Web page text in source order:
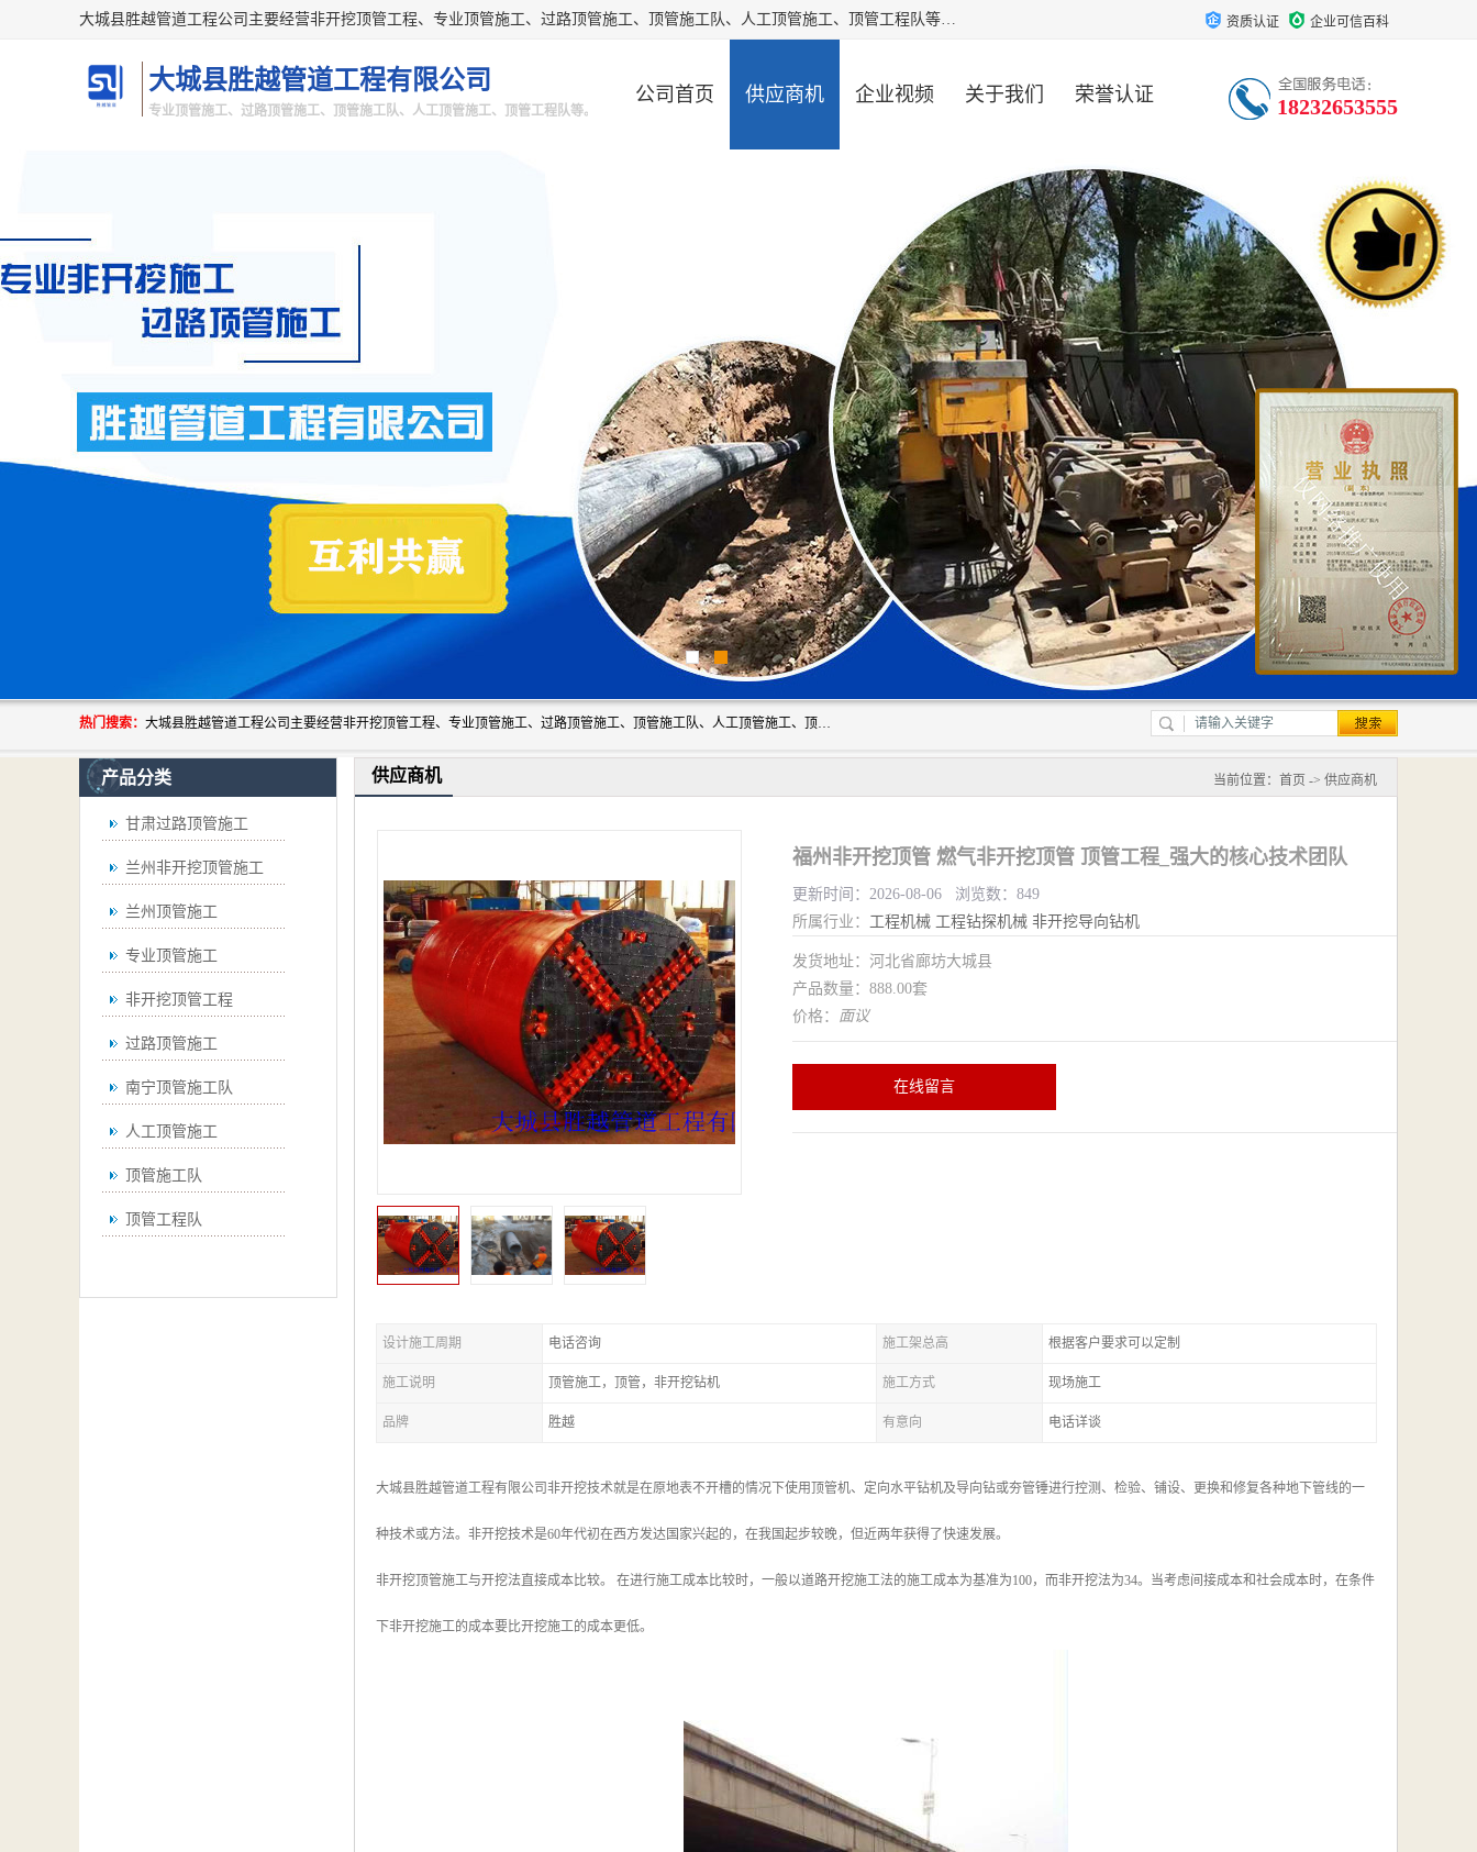
大城县胜越管道工程公司主要经营非开挖顶管工程、专业顶管施工、过路顶管施工、顶管施工队、人工顶管施工、顶管工程队等。主要从事南宁、甘肃、南宁等地区的顶管施工。我工程队期待与市政地下管网铺设的电信，电力，污水等处理工作的同仁共同设计，互利共赢。 资质认证 企业可信百科
大城县胜越管道工程有限公司
专业顶管施工、过路顶管施工、顶管施工队、人工顶管施工、顶管工程队等。
公司首页 供应商机 企业视频 关于我们 荣誉认证 18232653555
热门搜索： 大城县胜越管道工程公司主要经营非开挖顶管工程、专业顶管施工、过路顶管施工、顶管施工队、人工顶管施工、顶管工程队等。主要从事南宁、甘肃、南宁等地区的顶管施工。我工程队期待与市政地下管网铺设的电信，电力，污水等处理工作的同仁共同设计，互利共赢。
产品分类
甘肃过路顶管施工
兰州非开挖顶管施工
兰州顶管施工
专业顶管施工
非开挖顶管工程
过路顶管施工
南宁顶管施工队
人工顶管施工
顶管施工队
顶管工程队
供应商机 当前位置： 首页 -> 供应商机
福州非开挖顶管 燃气非开挖顶管 顶管工程_强大的核心技术团队
更新时间：2026-08-06 浏览数：849
所属行业： 工程机械 工程钻探机械 非开挖导向钻机
发货地址：河北省廊坊大城县
产品数量：888.00套
价格： 面议
在线留言
设计施工周期 电话咨询 施工架总高 根据客户要求可以定制
施工说明 顶管施工，顶管，非开挖钻机 施工方式 现场施工
品牌 胜越 有意向 电话详谈
大城县胜越管道工程有限公司非开挖技术就是在原地表不开槽的情况下使用顶管机、定向水平钻机及导向钻或夯管锤进行控测、检验、铺设、更换和修复各种地下管线的一
种技术或方法。非开挖技术是60年代初在西方发达国家兴起的，在我国起步较晚，但近两年获得了快速发展。
非开挖顶管施工与开挖法直接成本比较。 在进行施工成本比较时，一般以道路开挖施工法的施工成本为基准为100，而非开挖法为34。当考虑间接成本和社会成本时，在条件
下非开挖施工的成本要比开挖施工的成本更低。